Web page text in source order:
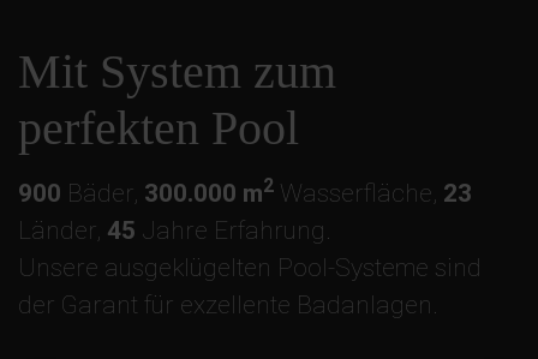
Mit System zum
perfekten Pool
900 Bäder, 300.000 m2 Wasserfläche, 23
Länder, 45 Jahre Erfahrung.
Unsere ausgeklügelten Pool-Systeme sind
der Garant für exzellente Badanlagen.